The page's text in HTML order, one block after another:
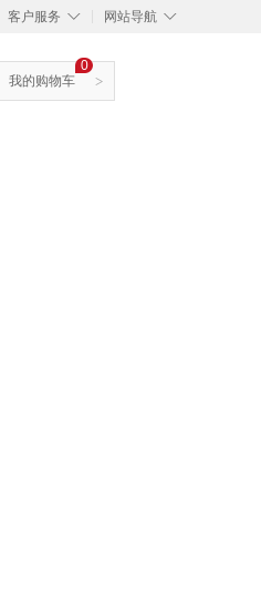
◇
客户服务 ◇
网站导航
>
0
我的购物车